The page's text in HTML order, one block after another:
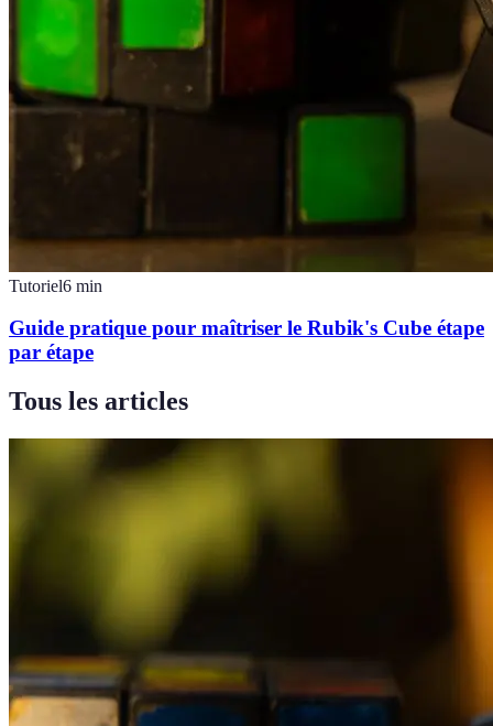
Tutoriel6 min
Guide pratique pour maîtriser le Rubik's Cube étape
par étape
Tous les articles